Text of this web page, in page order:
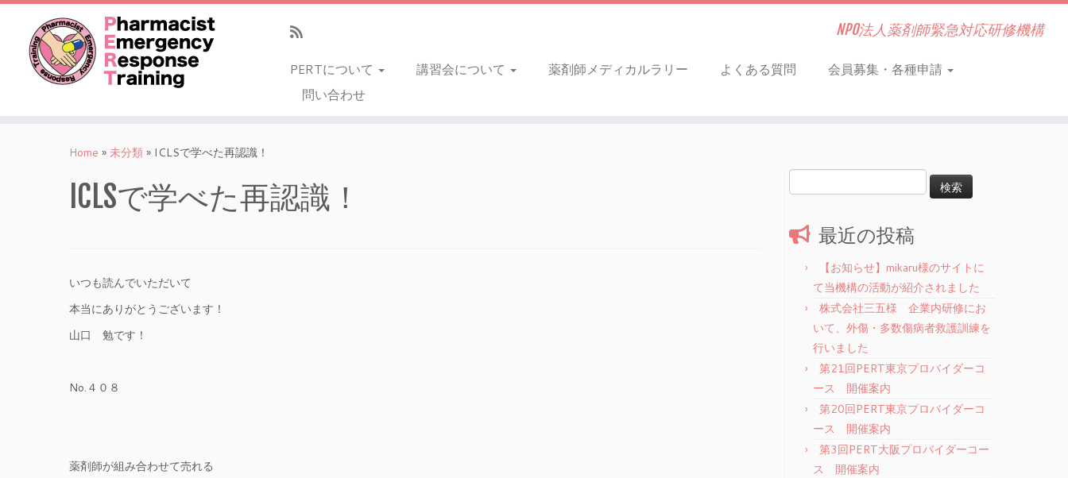
NPO法人薬剤師緊急対応研修機構
PERTについて 講習会について 薬剤師メディカルラリー よくある質問
会員募集・各種申請
問い合わせ
Home » 未分類 » ICLSで学べた再認識！
ICLSで学べた再認識！
いつも読んでいただいて
本当にありがとうございます！
山口 勉です！
No.４０８
薬剤師が組み合わせて売れる
索:
最近の投稿
【お知らせ】mikaru様のサイトに
て当機構の活動が紹介されました
株式会社三五様 企業内研修にお
いて、外傷・多数傷病者救護訓練を
行いました
第21回PERT東京プロバイダーコ
ース 開催案内
第20回PERT東京プロバイダーコ
ース 開催案内
第3回PERT大阪プロバイダーコー
ス 開催案内